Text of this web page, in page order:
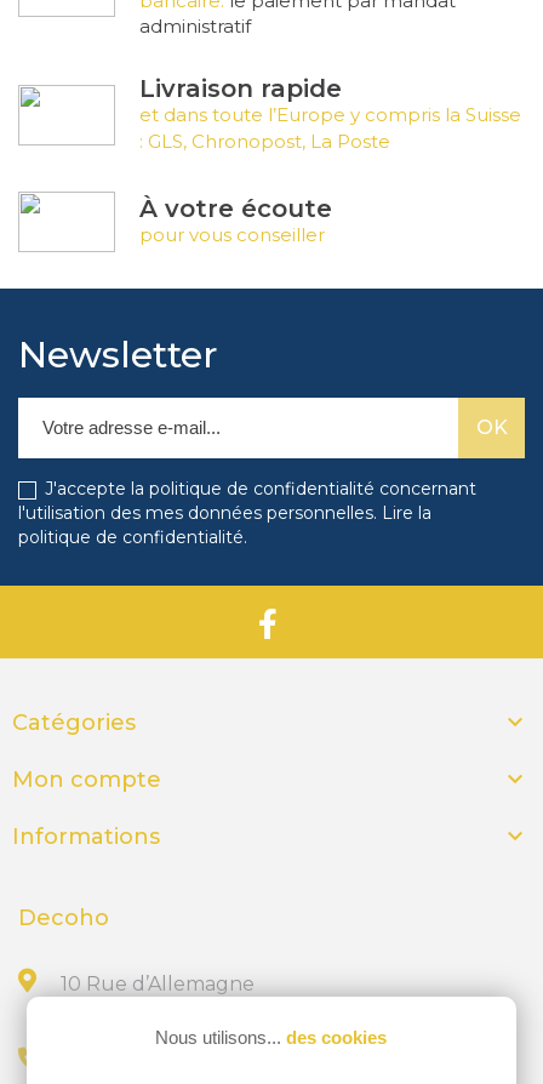
administratif
Livraison rapide
et dans toute l’Europe y compris la Suisse
: GLS, Chronopost, La Poste
À votre écoute
pour vous conseiller
Newsletter
J'accepte la politique de confidentialité concernant
l'utilisation des mes données personnelles. Lire la
politique de confidentialité.
Catégories 
Mon compte 
Informations 
Decoho
10 Rue d’Allemagne
Nous utilisons... des cookies